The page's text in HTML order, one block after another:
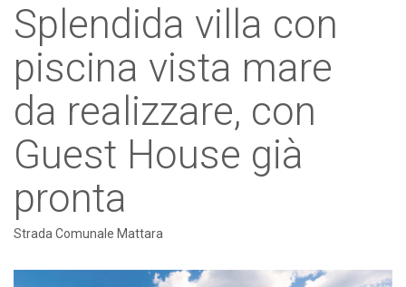
Splendida villa con
piscina vista mare
da realizzare, con
Guest House già
pronta
Strada Comunale Mattara